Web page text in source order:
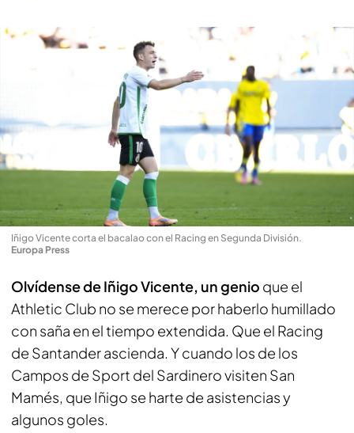
Iñigo Vicente corta el bacalao con el Racing en Segunda División.
Europa Press
Olvídense de Iñigo Vicente, un genio que el
Athletic Club no se merece por haberlo humillado
con saña en el tiempo extendida. Que el Racing
de Santander ascienda. Y cuando los de los
Campos de Sport del Sardinero visiten San
Mamés, que Iñigo se harte de asistencias y
algunos goles.